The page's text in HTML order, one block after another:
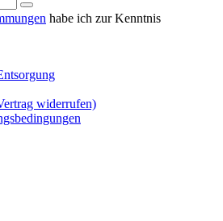
habe ich zur Kenntnis
widerrufen)